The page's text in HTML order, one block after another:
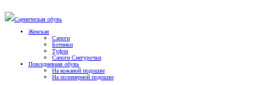
Сценическая обувь
Женская
Сапоги
Ботинки
Туфли
Сапоги Снегурочки
Повседневная обувь
На кожаной подошве
На полимерной подошве